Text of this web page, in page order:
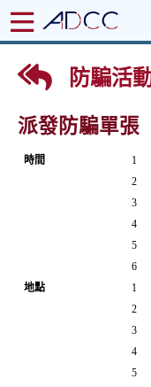
防騙活
派發防騙單張
時間
1
2
3
4
5
6
地點
1
2
3
4
5